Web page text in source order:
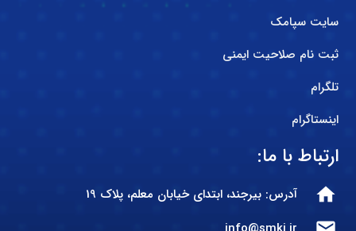
سایت سپامک
ثبت نام صلاحیت ایمنی
تلگرام
اینستاگرام
ارتباط با ما:
home آدرس: بیرجند، ابتدای خیابان معلم، پلاک 19